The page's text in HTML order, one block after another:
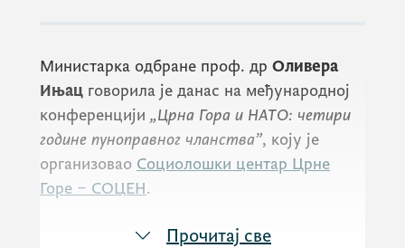
Министарка одбране проф. др Оливера
Ињац говорила је данас на међународној
конференцији „Црна Гора и НАТО: четири
године пуноправног чланства”, коју је
организовао Социолошки центар Црне
Горе – СОЦЕН.
Прочитај све